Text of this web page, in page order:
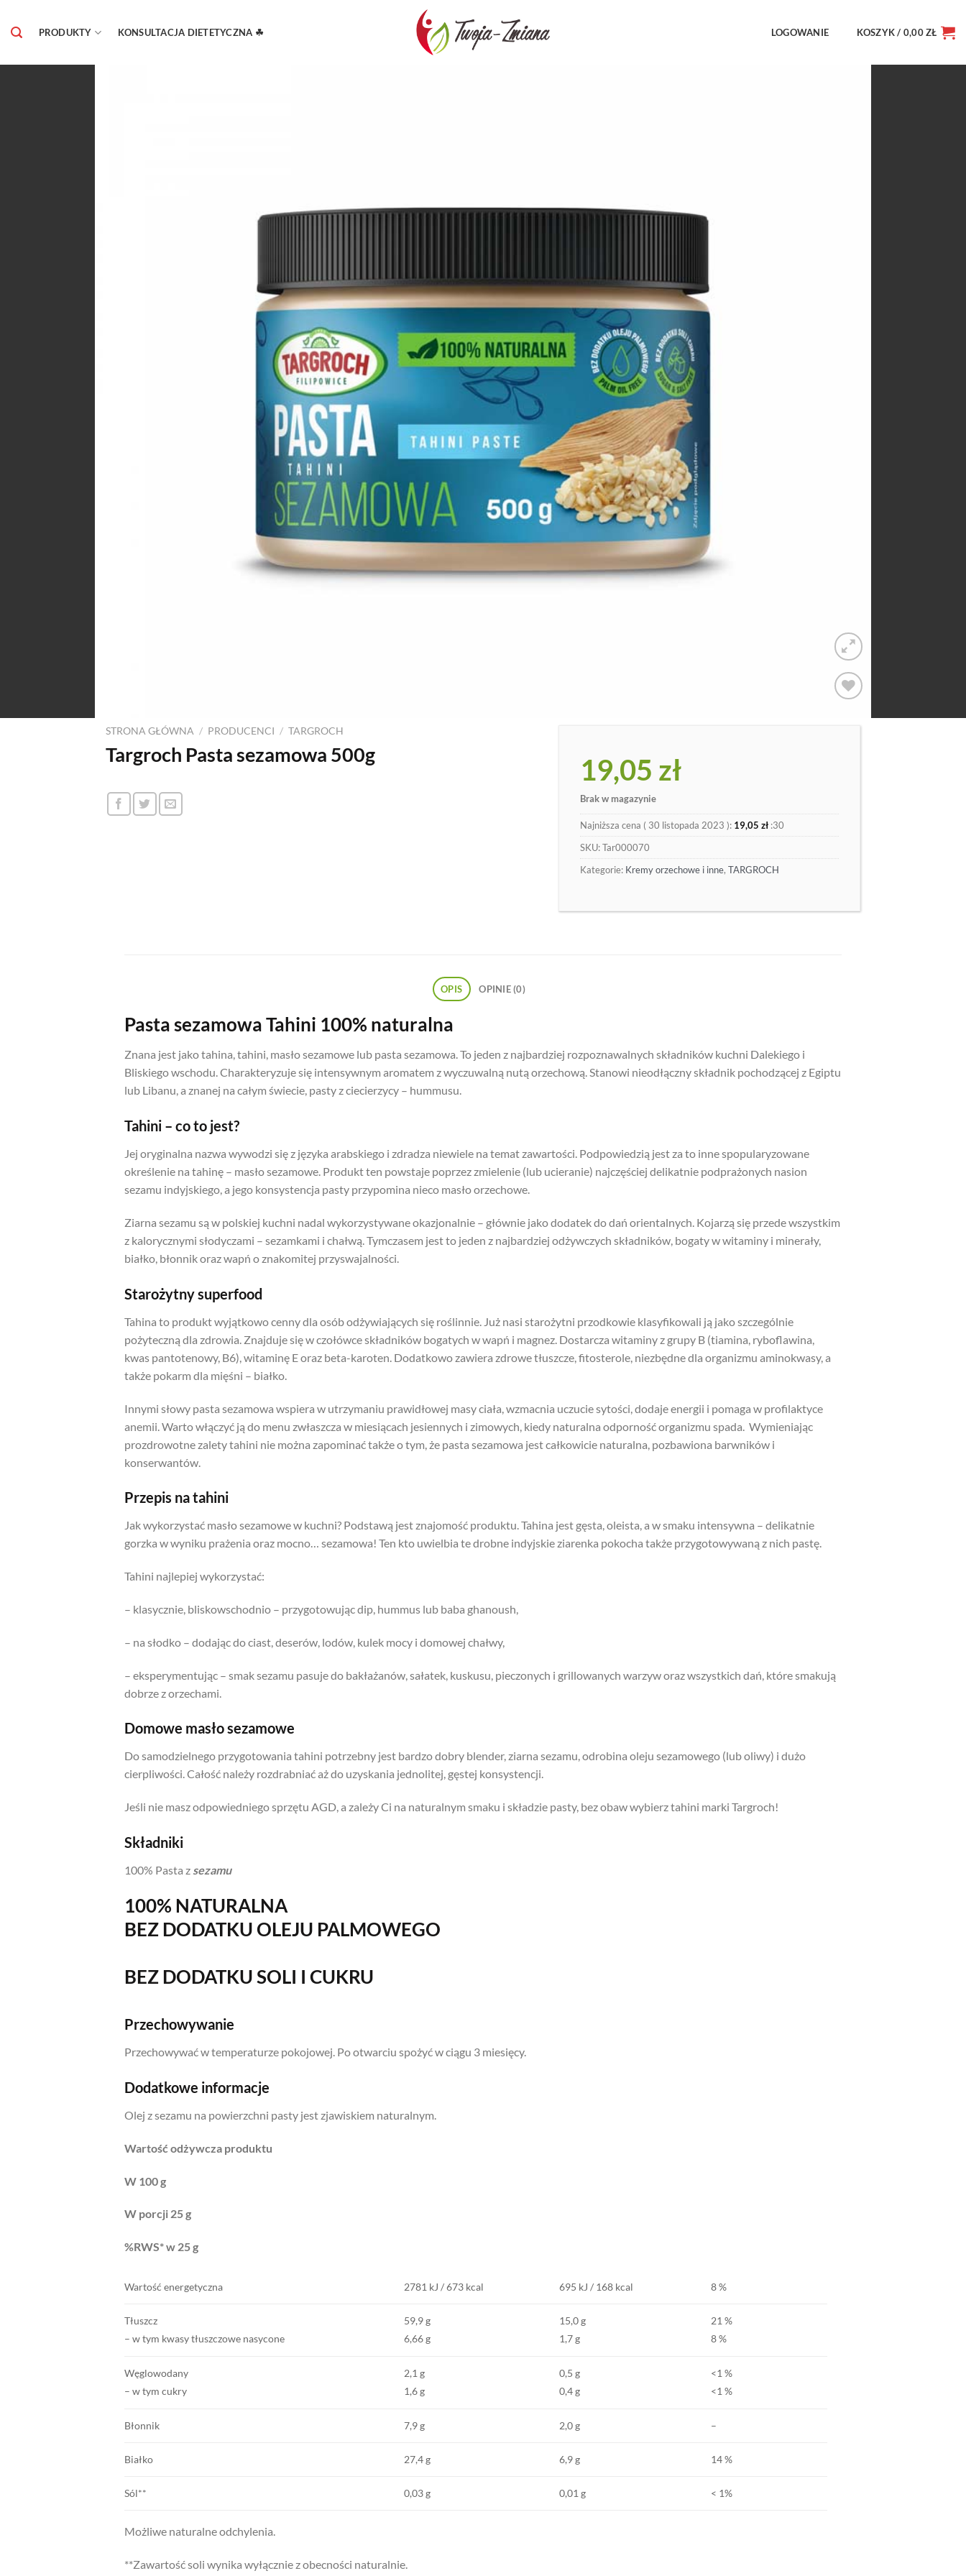
TWOJA-
ZMIANA.PL
PRODUKTY KONSULTACJA DIETETYCZNA ☘ LOGOWANIE KOSZYK / 0,00ZŁ
STRONA GŁÓWNA / PRODUCENCI / TARGROCH
Targroch Pasta sezamowa 500g 19,05 zł
Brak w magazynie
Najniższa cena ( 30 listopada 2023 ): 19,05 zł :30
SKU:Tar000070
Kategorie: Kremy orzechowe i inne, TARGROCH
OPIS OPINIE (0)
Pasta sezamowa Tahini 100% naturalna
Znana jest jako tahina, tahini, masło sezamowe lub pasta sezamowa. To jeden z najbardziej rozpoznawalnych składników kuchni Dalekiego i
Bliskiego wschodu. Charakteryzuje się intensywnym aromatem z wyczuwalną nutą orzechową. Stanowi nieodłączny składnik pochodzącej z Egiptu
lub Libanu, a znanej na całym świecie, pasty z ciecierzycy – hummusu.
Tahini – co to jest?
Jej oryginalna nazwa wywodzi się z języka arabskiego i zdradza niewiele na temat zawartości. Podpowiedzią jest za to inne spopularyzowane
określenie na tahinę – masło sezamowe. Produkt ten powstaje poprzez zmielenie (lub ucieranie) najczęściej delikatnie podprażonych nasion
sezamu indyjskiego, a jego konsystencja pasty przypomina nieco masło orzechowe.
Ziarna sezamu są w polskiej kuchni nadal wykorzystywane okazjonalnie – głównie jako dodatek do dań orientalnych. Kojarzą się przede wszystkim
z kalorycznymi słodyczami – sezamkami i chałwą. Tymczasem jest to jeden z najbardziej odżywczych składników, bogaty w witaminy i minerały,
białko, błonnik oraz wapń o znakomitej przyswajalności.
Starożytny superfood
Tahina to produkt wyjątkowo cenny dla osób odżywiających się roślinnie. Już nasi starożytni przodkowie klasyfikowali ją jako szczególnie
pożyteczną dla zdrowia. Znajduje się w czołówce składników bogatych w wapń i magnez. Dostarcza witaminy z grupy B (tiamina, ryboflawina,
kwas pantotenowy, B6), witaminę E oraz beta-karoten. Dodatkowo zawiera zdrowe tłuszcze, fitosterole, niezbędne dla organizmu aminokwasy, a
także pokarm dla mięśni – białko.
Innymi słowy pasta sezamowa wspiera w utrzymaniu prawidłowej masy ciała, wzmacnia uczucie sytości, dodaje energii i pomaga w profilaktyce
anemii. Warto włączyć ją do menu zwłaszcza w miesiącach jesiennych i zimowych, kiedy naturalna odporność organizmu spada. Wymieniając
prozdrowotne zalety tahini nie można zapominać także o tym, że pasta sezamowa jest całkowicie naturalna, pozbawiona barwników i
konserwantów.
Przepis na tahini
Jak wykorzystać masło sezamowe w kuchni? Podstawą jest znajomość produktu. Tahina jest gęsta, oleista, a w smaku intensywna – delikatnie
gorzka w wyniku prażenia oraz mocno… sezamowa! Ten kto uwielbia te drobne indyjskie ziarenka pokocha także przygotowywaną z nich pastę.
Tahini najlepiej wykorzystać:
– klasycznie, bliskowschodnio – przygotowując dip, hummus lub baba ghanoush,
– na słodko – dodając do ciast, deserów, lodów, kulek mocy i domowej chałwy,
– eksperymentując – smak sezamu pasuje do bakłażanów, sałatek, kuskusu, pieczonych i grillowanych warzyw oraz wszystkich dań, które smakują
dobrze z orzechami.
Domowe masło sezamowe
Do samodzielnego przygotowania tahini potrzebny jest bardzo dobry blender, ziarna sezamu, odrobina oleju sezamowego (lub oliwy) i dużo
cierpliwości. Całość należy rozdrabniać aż do uzyskania jednolitej, gęstej konsystencji.
Jeśli nie masz odpowiedniego sprzętu AGD, a zależy Ci na naturalnym smaku i składzie pasty, bez obaw wybierz tahini marki Targroch!
Składniki
100% Pasta z sezamu
100% NATURALNA
BEZ DODATKU OLEJU PALMOWEGO
BEZ DODATKU SOLI I CUKRU
Przechowywanie
Przechowywać w temperaturze pokojowej. Po otwarciu spożyć w ciągu 3 miesięcy.
Dodatkowe informacje
Olej z sezamu na powierzchni pasty jest zjawiskiem naturalnym.
Wartość odżywcza produktu
W 100 g
W porcji 25 g
%RWS* w 25 g
Wartość energetyczna 2781 kJ / 673 kcal 695 kJ / 168 kcal 8 %
Tłuszcz
– w tym kwasy tłuszczowe nasycone
59,9 g
6,66 g
15,0 g
1,7 g
21 %
8 %
Węglowodany
– w tym cukry
2,1 g
1,6 g
0,5 g
0,4 g
<1 %
<1 %
Błonnik 7,9 g 2,0 g –
Białko 27,4 g 6,9 g 14 %
Sól** 0,03 g 0,01 g < 1%
Możliwe naturalne odchylenia.
**Zawartość soli wynika wyłącznie z obecności naturalnie.